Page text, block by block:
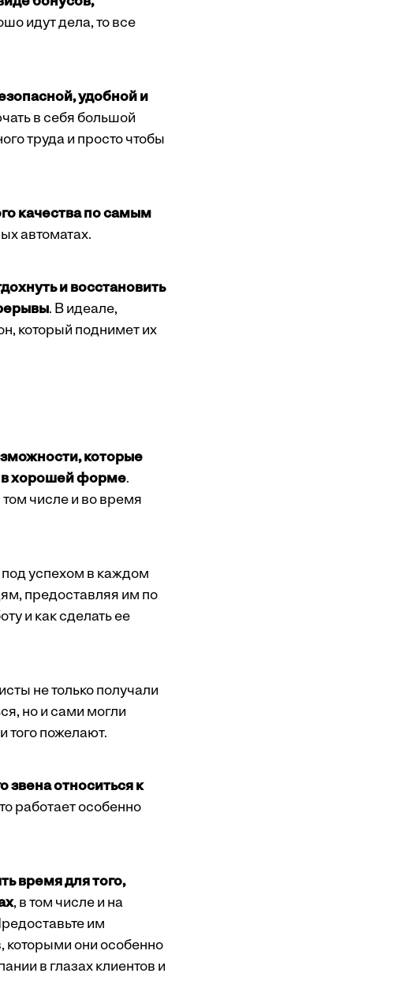
идут дела, то все
удобной и
в себя большой
труда и просто чтобы
качества по самым
автоматах.
и восстановить
. В идеале,
который поднимет их
которые
в хорошей форме.
числе и во время
под успехом в каждом
предоставляя им по
и как сделать ее
не только получали
но и сами могли
того пожелают.
звена относиться к
работает особенно
время для того,
, в том числе и на
им
которыми они особенно
в глазах клиентов и